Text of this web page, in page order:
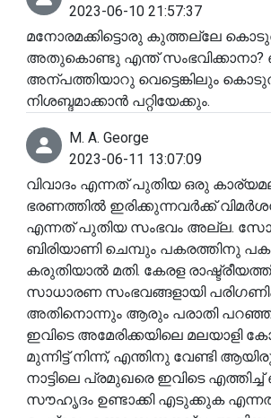
2023-06-10 21:57:37
മനോരമക്കിട്ടൊരു കുത്തല്ലേ
അതുകൊണ്ടു എന്ത് സംഭവിക്കാനാ?
അന്പത്തിയാറു വെട്ടെങ്കിലും
നിശബ്ദമാക്കാൻ പറ്റിയേക്കും.
M. A. George
2023-06-11 13:07:09
വിവാദം എന്നത് പുതിയ ഒരു
ഭരണത്തിൽ ഇരിക്കുന്നവർക്ക്
എന്നത് പുതിയ സംഭവം അല്ല.
ബിരിയാണി ചെമ്പും പകരത്തിനു
കരുതിയാൽ മതി. കേരള
സാധാരണ സംഭവങ്ങളായി
അതിനൊന്നും ആരും പരാതി
ഇവിടെ അമേരിക്കയിലെ മലയാളി
മുന്നിട്ട് നിന്ന്, എന്തിനു വേണ്ടി
നാട്ടിലെ പ്രമുഖരെ ഇവിടെ
സൗഹൃദം ഉണ്ടാക്കി എടുക്കുക